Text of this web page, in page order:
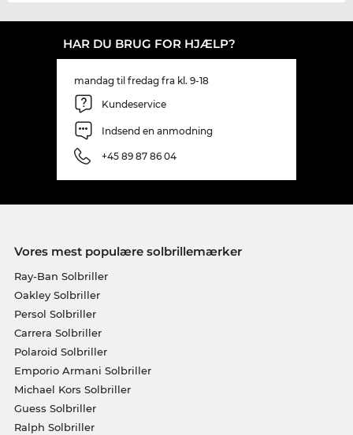
HAR DU BRUG FOR HJÆLP?
mandag til fredag fra kl. 9-18
Kundeservice
Indsend en anmodning
+45 89 87 86 04
Vores mest populære solbrillemærker
Ray-Ban Solbriller
Oakley Solbriller
Persol Solbriller
Carrera Solbriller
Polaroid Solbriller
Emporio Armani Solbriller
Michael Kors Solbriller
Guess Solbriller
Ralph Solbriller